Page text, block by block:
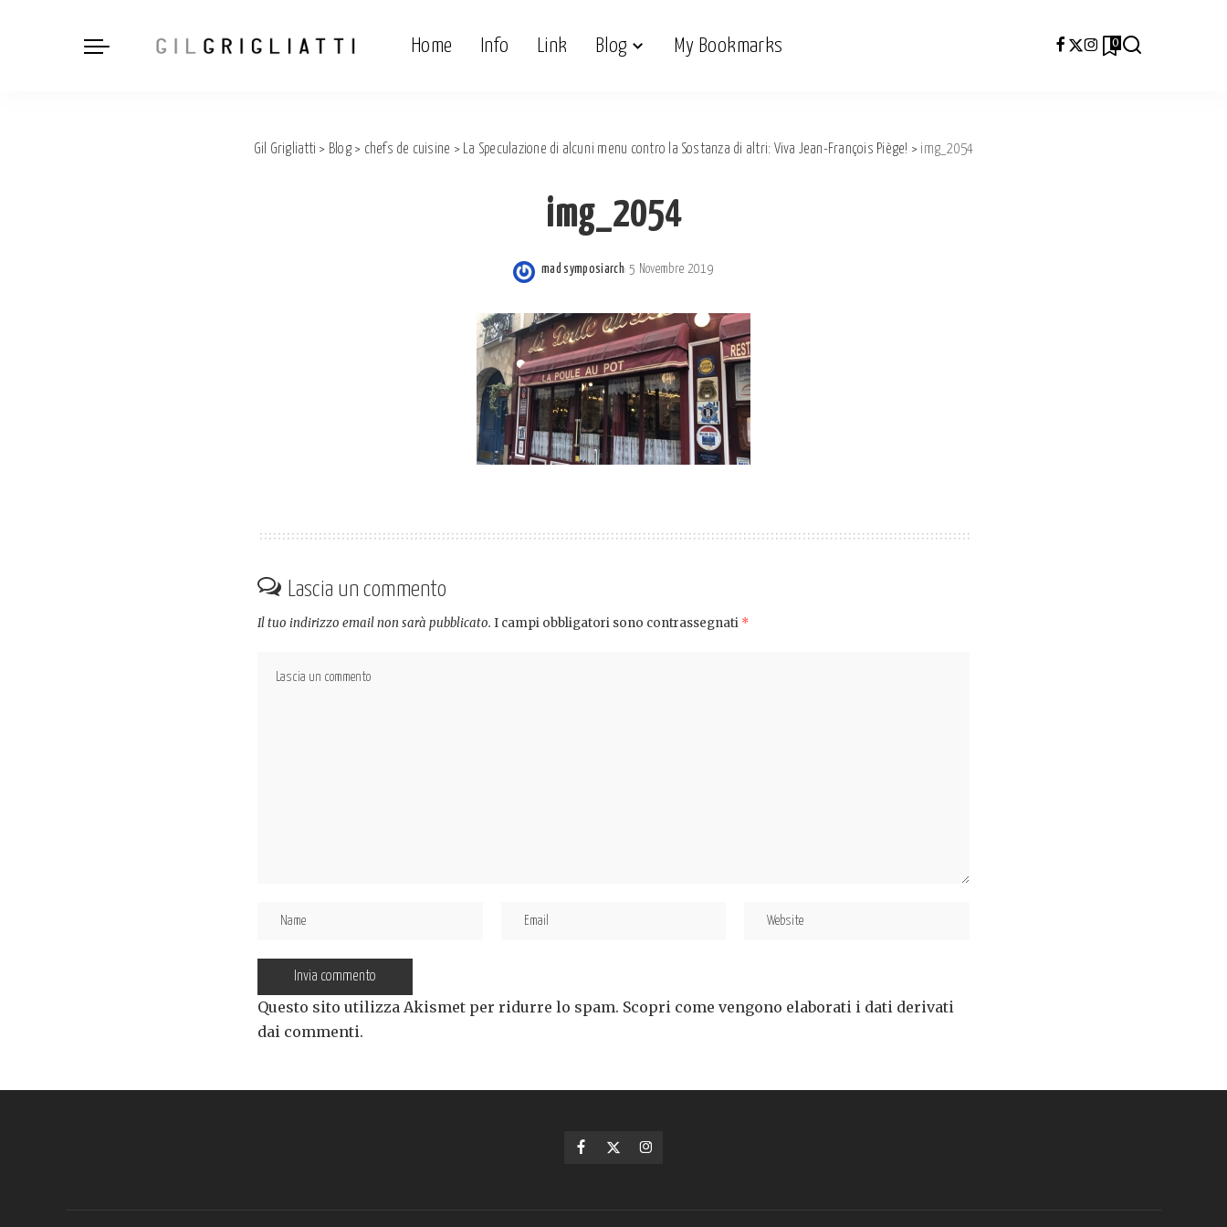
Home Info Link Blog My Bookmarks 0
Gil Grigliatti > Blog> chefs de cuisine > La Speculazione di alcuni menu contro la Sostanza di altri: Viva Jean-François Piège! > img_2054
img_2054
Posted
mad symposiarch 5 Novembre 2019
Lascia un commento
Il tuo indirizzo email non sarà pubblicato. I campi obbligatori sono contrassegnati *
Questo sito utilizza Akismet per ridurre lo spam. Scopri come vengono elaborati i dati derivati
dai commenti.